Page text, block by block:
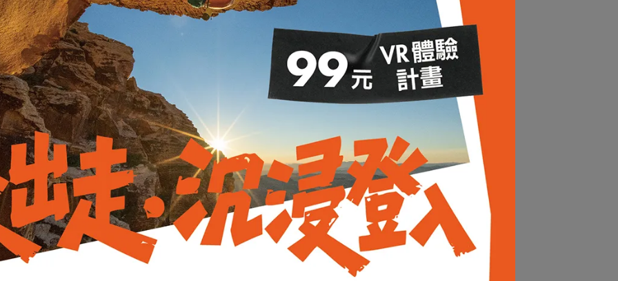
TOWL┃Personal 吸水快乾浴
巾 Body 迷鹿
NT$1,242NT$1,380
PACK TOWL┃Personal 吸水快乾浴
巾 Body 自然平衡
NT$1,380
PACK TOWL┃吸水快乾罩衫 海浪
NT$2,160NT$2,400